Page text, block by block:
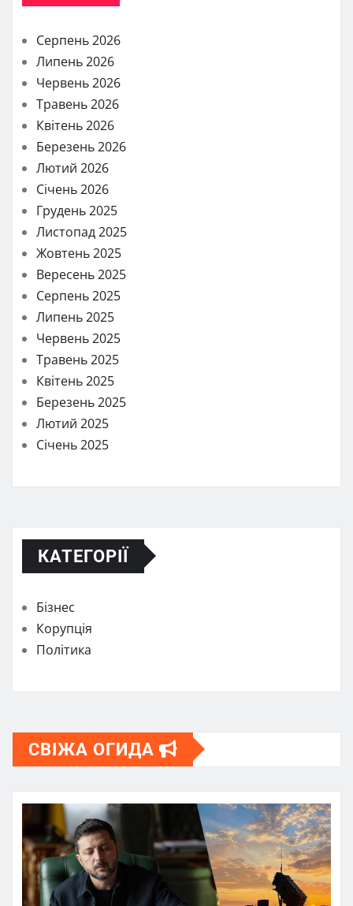
Серпень 2026
Липень 2026
Червень 2026
Травень 2026
Квітень 2026
Березень 2026
Лютий 2026
Січень 2026
Грудень 2025
Листопад 2025
Жовтень 2025
Вересень 2025
Серпень 2025
Липень 2025
Червень 2025
Травень 2025
Квітень 2025
Березень 2025
Лютий 2025
Січень 2025
КАТЕГОРІЇ
Бізнес
Корупція
Політика
СВІЖА ОГИДА